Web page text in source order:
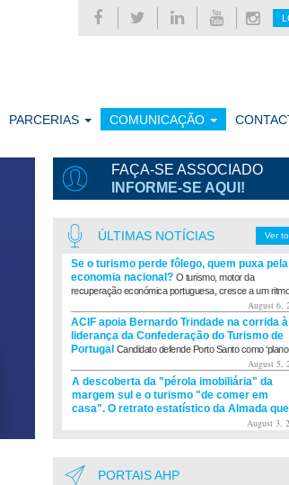
PARCERIAS COMUNICAÇÃO
FAÇA-SE ASSOCIADO
INFORME-SE AQUI!
Ver
ÚLTIMAS NOTÍCIAS
Se o turismo perde fôlego, quem puxa pela
economia nacional? O turismo, motor da
recuperação económica portuguesa, cresce a um
August 6,
ACIF apoia Bernardo Trindade na corrida à
liderança da Confederação do Turismo de
Portugal Candidato defende Porto Santo como ‘plano...
August 5,
A descoberta da "pérola imobiliária" da
margem sul e o turismo "de comer em
casa". O retrato estatístico da Almada
August 3,
PORTAIS AHP